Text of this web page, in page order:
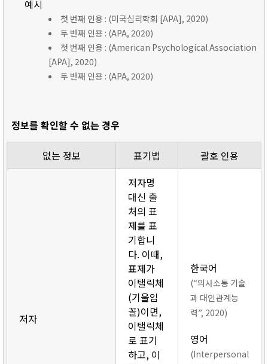
예시
첫 번째 인용 : (미국심리학회 [APA], 2020)
두 번째 인용 : (APA, 2020)
첫 번째 인용 : (American Psychological Association
[APA], 2020)
두 번째 인용 : (APA, 2020)
정보를 확인할 수 없는 경우
없는 정보 표기법 괄호 인용
저자
저자명
대신 출
처의 표
제를 표
기합니
다. 이때,
표제가
이탤릭체
(기울임
꼴)이면,
이탤릭체
로 표기
하고, 이
한국어
(“의사소통 기술
과 대인관계능
력”, 2020)
영어
(Interpersonal